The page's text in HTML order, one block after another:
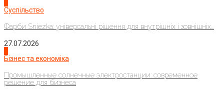
Суспільство
Фарби Sniezka: універсальні рішення для внутрішніх і зовнішніх...
27.07.2026
Бізнес та економіка
Промышленные солнечные электростанции: современное
решение для бизнеса